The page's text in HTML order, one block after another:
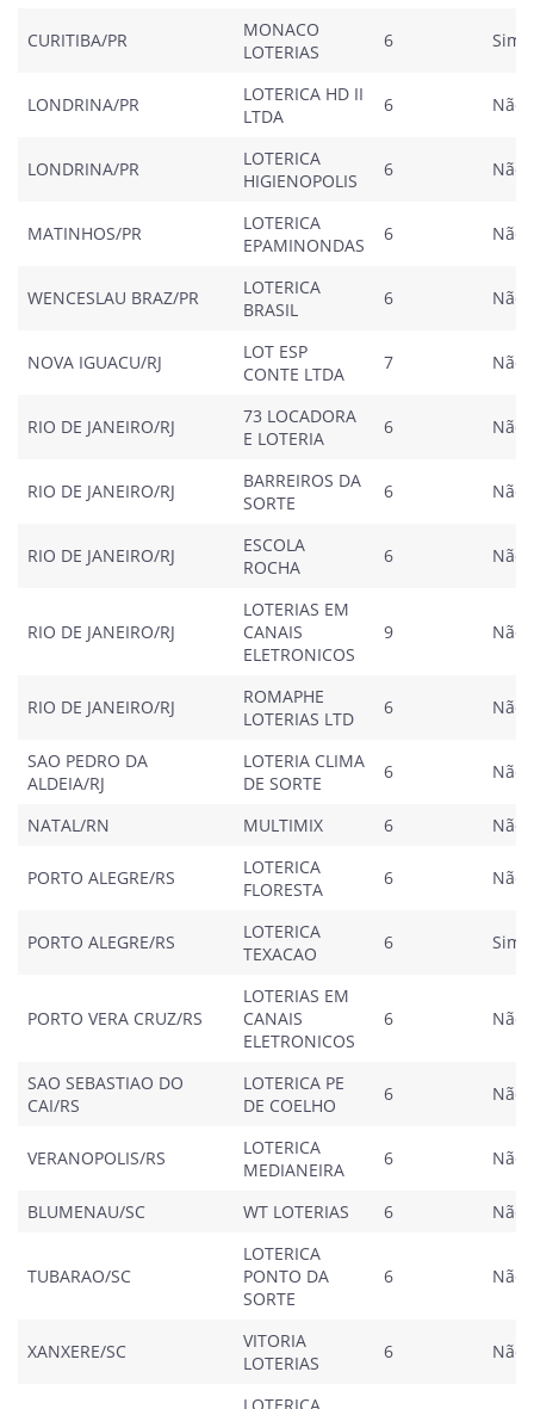
CURITIBA/PR
MONACO
LOTERIAS
6 Sim
LONDRINA/PR
LOTERICA HD II
LTDA
6 Não
LONDRINA/PR
LOTERICA
HIGIENOPOLIS
6 Não
MATINHOS/PR
LOTERICA
EPAMINONDAS
6 Não
WENCESLAU BRAZ/PR
LOTERICA
BRASIL
6 Não
NOVA IGUACU/RJ
LOT ESP
CONTE LTDA
7 Não
RIO DE JANEIRO/RJ
73 LOCADORA
E LOTERIA
6 Não
RIO DE JANEIRO/RJ
BARREIROS DA
SORTE
6 Não
RIO DE JANEIRO/RJ
ESCOLA
ROCHA
6 Não
RIO DE JANEIRO/RJ
LOTERIAS EM
CANAIS
ELETRONICOS
9 Não
RIO DE JANEIRO/RJ
ROMAPHE
LOTERIAS LTD
6 Não
SAO PEDRO DA
ALDEIA/RJ
LOTERIA CLIMA
DE SORTE
6 Não
NATAL/RN MULTIMIX 6 Não
PORTO ALEGRE/RS
LOTERICA
FLORESTA
6 Não
PORTO ALEGRE/RS
LOTERICA
TEXACAO
6 Sim
PORTO VERA CRUZ/RS
LOTERIAS EM
CANAIS
ELETRONICOS
6 Não
SAO SEBASTIAO DO
CAI/RS
LOTERICA PE
DE COELHO
6 Não
VERANOPOLIS/RS
LOTERICA
MEDIANEIRA
6 Não
BLUMENAU/SC WT LOTERIAS 6 Não
TUBARAO/SC
LOTERICA
PONTO DA
SORTE
6 Não
XANXERE/SC
VITORIA
LOTERIAS
6 Não